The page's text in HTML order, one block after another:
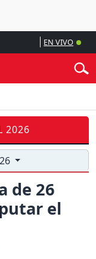
EN VIVO
2026
de 26
el